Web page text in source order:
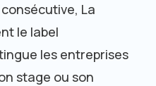
La
le label
les entreprises
stage ou son